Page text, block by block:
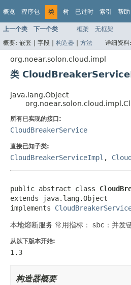
概览 程序包 类 树 已过时 索引 帮助
上一个类 下一个类 框架 无框架
概要: 嵌套 | 字段 | 构造器 | 方法 详细资料:
org.noear.solon.cloud.impl
类
java.lang.Object
所有已实现的接口:
CloudBreakerService
直接已知子类:
CloudBreakerServiceImpl ,
public abstract class
extends java.lang.Object
implements
本地熔断服务 常用指标： sbc：并
从以下版本开始:
1.3
构造器概要